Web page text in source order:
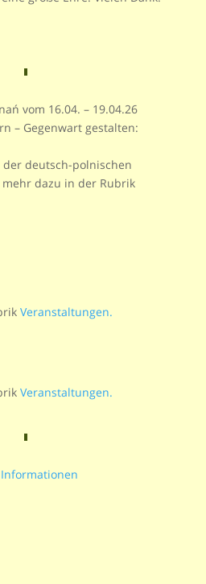
vom 16.04. – 19.04.26
– Gegenwart gestalten:
der deutsch-polnischen
dazu in der Rubrik
Veranstaltungen.
Veranstaltungen.